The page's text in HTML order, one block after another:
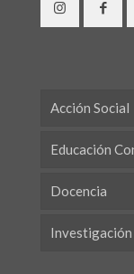
Acción Social
Educación
Docencia
Investigación